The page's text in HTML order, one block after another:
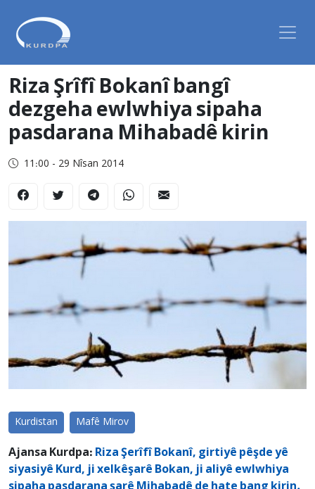
Riza Şrîfî Bokanî bangî
dezgeha ewlwhiya sipaha
pasdarana Mihabadê kirin
11:00 - 29 Nîsan 2014
Kurdistan Mafê Mirov
Ajansa Kurdpa: Riza Şerîfî Bokanî, girtiyê pêşde yê
siyasiyê Kurd, ji xelkêşarê Bokan, ji aliyê ewlwhiya